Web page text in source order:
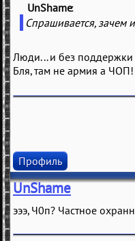
UnShame
Спрашивается, зачем
Люди... и без
Бля, там не армия а ЧОП!
Профиль
UnShame
эээ, Ч0п? Частное